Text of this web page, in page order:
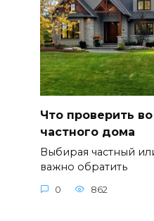
Что проверить
частного дома
Выбирая частный
важно обратить
0 862